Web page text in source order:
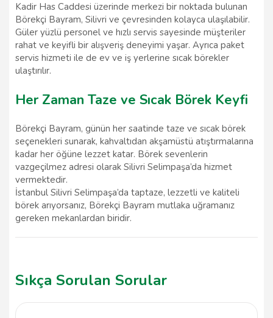
Kadir Has Caddesi üzerinde merkezi bir noktada bulunan
Börekçi Bayram, Silivri ve çevresinden kolayca ulaşılabilir.
Güler yüzlü personel ve hızlı servis sayesinde müşteriler
rahat ve keyifli bir alışveriş deneyimi yaşar. Ayrıca paket
servis hizmeti ile de ev ve iş yerlerine sıcak börekler
ulaştırılır.
Her Zaman Taze ve Sıcak Börek Keyfi
Börekçi Bayram, günün her saatinde taze ve sıcak börek
seçenekleri sunarak, kahvaltıdan akşamüstü atıştırmalarına
kadar her öğüne lezzet katar. Börek sevenlerin
vazgeçilmez adresi olarak Silivri Selimpaşa’da hizmet
vermektedir.
İstanbul Silivri Selimpaşa’da taptaze, lezzetli ve kaliteli
börek arıyorsanız, Börekçi Bayram mutlaka uğramanız
gereken mekanlardan biridir.
Sıkça Sorulan Sorular